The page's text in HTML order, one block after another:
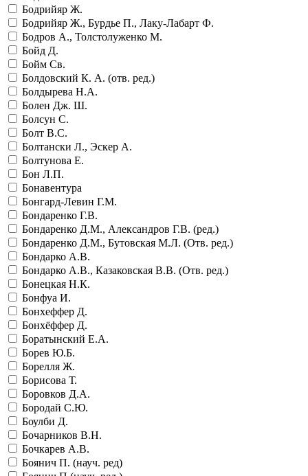
Бодрийяр Ж.
Бодрийяр Ж., Бурдье П., Лаку-Лабарт Ф.
Бодров А., Толстолуженко М.
Бойд Д.
Бойм Св.
Болдовский К. А. (отв. ред.)
Болдырева Н.А.
Болен Дж. Ш.
Болсун С.
Болт В.С.
Болтански Л., Эскер А.
Болтунова Е.
Бон Л.П.
Бонавентура
Бонгард-Левин Г.М.
Бондаренко Г.В.
Бондаренко Д.М., Александров Г.В. (ред.)
Бондаренко Д.М., Бутовская М.Л. (Отв. ред.)
Бондарко А.В.
Бондарко А.В., Казаковская В.В. (Отв. ред.)
Бонецкая Н.К.
Бонфуа И.
Бонхеффер Д.
Бонхёффер Д.
Боратынский Е.А.
Борев Ю.Б.
Борелля Ж.
Борисова Т.
Боровков Д.А.
Бородай С.Ю.
Боулби Д.
Бочарников В.Н.
Бочкарев А.В.
Боянич П. (науч. ред)